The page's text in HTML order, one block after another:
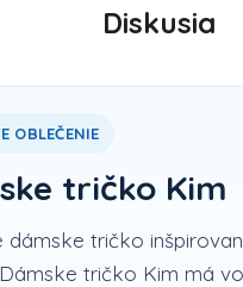
Diskusia
OBLEČENIE
tričko Kim
dámske tričko
tričko Kim má